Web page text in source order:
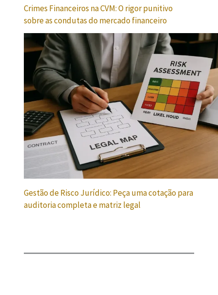
Crimes Financeiros na CVM: O rigor punitivo
sobre as condutas do mercado financeiro
Gestão de Risco Jurídico: Peça uma cotação para
auditoria completa e matriz legal